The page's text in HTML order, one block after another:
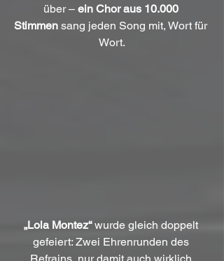
über – ein Chor aus 10.000
Stimmen sang jeden Song mit, Wort für
Wort.
„Lola Montez“ wurde gleich doppelt
gefeiert: Zwei Ehrenrunden des